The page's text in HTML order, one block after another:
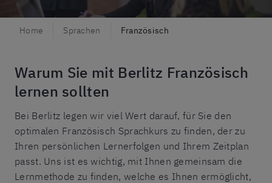
Home Sprachen Französisch
Warum Sie mit Berlitz Französisch
lernen sollten
Bei Berlitz legen wir viel Wert darauf, für Sie den
optimalen Französisch Sprachkurs zu finden, der zu
Ihren persönlichen Lernerfolgen und Ihrem Zeitplan
passt. Uns ist es wichtig, mit Ihnen gemeinsam die
Lernmethode zu finden, welche es Ihnen ermöglicht,